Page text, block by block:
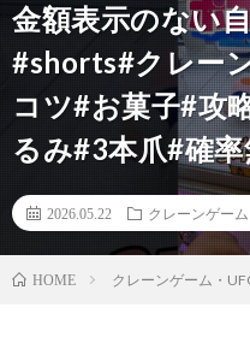
金額表示のない
#shorts#クレー
コツ#お菓子#攻
るみ#3本爪#確
2026.05.22 クレーンゲー
HOME クレーンゲーム・